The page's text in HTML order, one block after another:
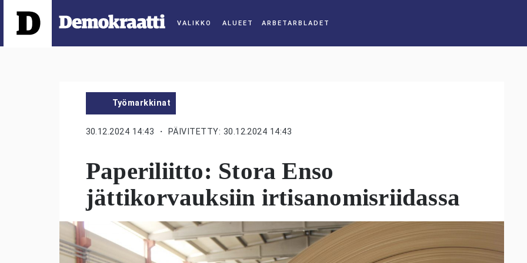
ALUEET
Työmarkkinat
30.12.2024 14:43 ・ PÄIVITETTY: 30.12.2024 14:43
Paperiliitto: Stora Enso
jättikorvauksiin irtisanomisriidassa